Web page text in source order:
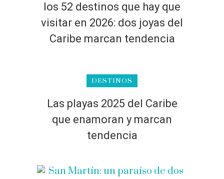
los 52 destinos que hay que
visitar en 2026: dos joyas del
Caribe marcan tendencia
DESTINOS
Las playas 2025 del Caribe
que enamoran y marcan
tendencia